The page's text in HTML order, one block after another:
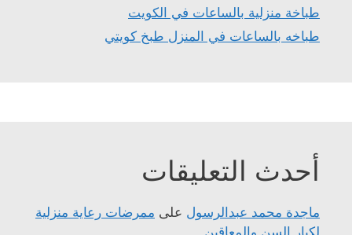
طباخة منزلية بالساعات في الكويت
طباخه بالساعات في المنزل طبخ كويتي
أحدث التعليقات
ماجدة محمد عبدالرسول على ممرضات رعاية منزلية
لكبار السن والمعاقين